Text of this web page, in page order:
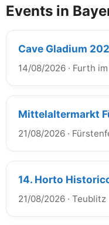
Events in
Cave Gladium
14/08/2026 · Furth im
Mittelaltermarkt
21/08/2026 ·
14. Horto
21/08/2026 · Teublitz